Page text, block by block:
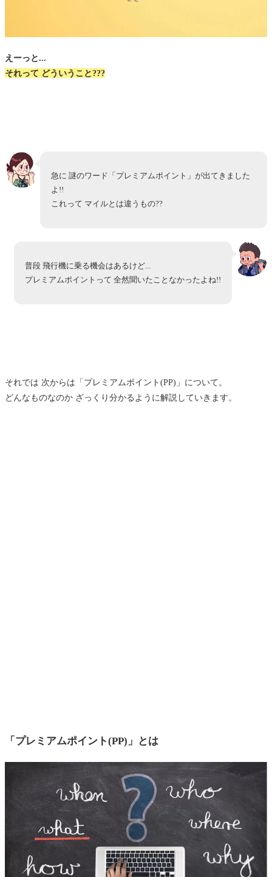
えーっと...
それって どういうこと???
急に 謎のワード「プレミアムポイント」が出てきました
よ!!
これって マイルとは違うもの??
普段 飛行機に乗る機会はあるけど...
プレミアムポイントって 全然聞いたことなかったよね!!
それでは 次からは「プレミアムポイント(PP)」について。
どんなものなのか ざっくり分かるように解説していきます。
「プレミアムポイント(PP)」とは